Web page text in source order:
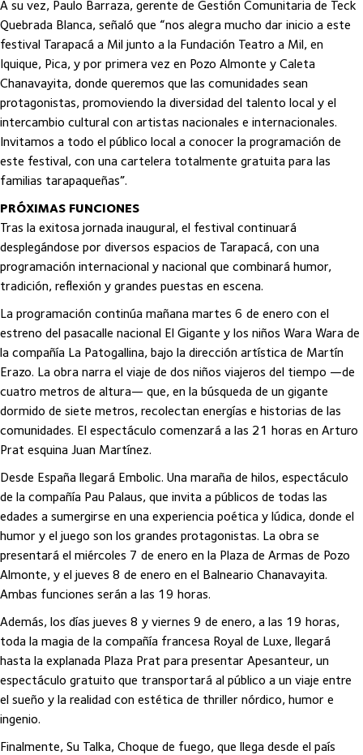
A su vez, Paulo Barraza, gerente de Gestión Comunitaria de Teck
Quebrada Blanca, señaló que “nos alegra mucho dar inicio a este
festival Tarapacá a Mil junto a la Fundación Teatro a Mil, en
Iquique, Pica, y por primera vez en Pozo Almonte y Caleta
Chanavayita, donde queremos que las comunidades sean
protagonistas, promoviendo la diversidad del talento local y el
intercambio cultural con artistas nacionales e internacionales.
Invitamos a todo el público local a conocer la programación de
este festival, con una cartelera totalmente gratuita para las
familias tarapaqueñas”.
PRÓXIMAS FUNCIONES
Tras la exitosa jornada inaugural, el festival continuará
desplegándose por diversos espacios de Tarapacá, con una
programación internacional y nacional que combinará humor,
tradición, reflexión y grandes puestas en escena.
La programación continúa mañana martes 6 de enero con el
estreno del pasacalle nacional El Gigante y los niños Wara Wara de
la compañía La Patogallina, bajo la dirección artística de Martín
Erazo. La obra narra el viaje de dos niños viajeros del tiempo —de
cuatro metros de altura— que, en la búsqueda de un gigante
dormido de siete metros, recolectan energías e historias de las
comunidades. El espectáculo comenzará a las 21 horas en Arturo
Prat esquina Juan Martínez.
Desde España llegará Embolic. Una maraña de hilos, espectáculo
de la compañía Pau Palaus, que invita a públicos de todas las
edades a sumergirse en una experiencia poética y lúdica, donde el
humor y el juego son los grandes protagonistas. La obra se
presentará el miércoles 7 de enero en la Plaza de Armas de Pozo
Almonte, y el jueves 8 de enero en el Balneario Chanavayita.
Ambas funciones serán a las 19 horas.
Además, los días jueves 8 y viernes 9 de enero, a las 19 horas,
toda la magia de la compañía francesa Royal de Luxe, llegará
hasta la explanada Plaza Prat para presentar Apesanteur, un
espectáculo gratuito que transportará al público a un viaje entre
el sueño y la realidad con estética de thriller nórdico, humor e
ingenio.
Finalmente, Su Talka, Choque de fuego, que llega desde el país